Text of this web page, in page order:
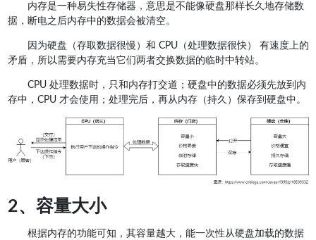
内存是一种易失性存储器，意思是不能像硬盘那样长久地存储数
据，断电之后内存中的数据会被清空。
因为硬盘（存取数据很慢）和 CPU（处理数据很快） 有速度上的
矛盾，所以需要内存充当它们两者交换数据的临时中转站。
CPU 处理数据时，只和内存打交道；硬盘中的数据必须先放到内
存中，CPU 才会使用；处理完后，再从内存（持久）保存到硬盘中。
2、容量大小
根据内存的功能可知，其容量越大，能一次性从硬盘加载的数据